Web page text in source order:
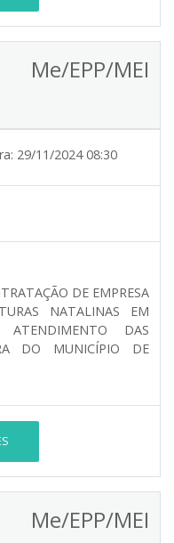
EPP/MEI
29/11/2024 08:30
DE EMPRESA
NATALINAS EM
DAS
DO MUNICÍPIO DE
EPP/MEI